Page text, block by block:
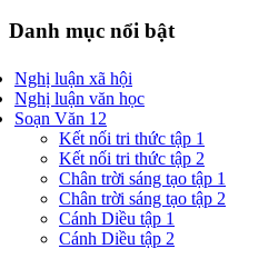
Danh mục nổi bật
Nghị luận xã hội
Nghị luận văn học
Soạn Văn 12
Kết nối tri thức tập 1
Kết nối tri thức tập 2
Chân trời sáng tạo tập 1
Chân trời sáng tạo tập 2
Cánh Diều tập 1
Cánh Diều tập 2